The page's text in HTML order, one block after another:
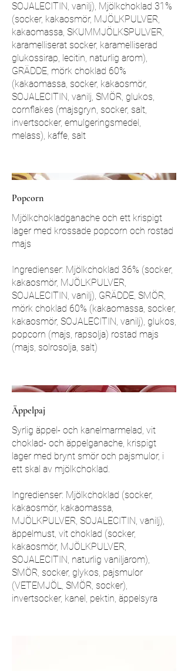
SOJALECITIN, vanilj), Mjölkchoklad 31%
(socker, kakaosmör, MJÖLKPULVER,
kakaomassa, SKUMMJÖLKSPULVER,
karamelliserat socker, karamelliserad
glukossirap, lecitin, naturlig arom),
GRÄDDE, mörk choklad 60%
(kakaomassa, socker, kakaosmör,
SOJALECITIN, vanilj, SMÖR, glukos,
cornflakes (majsgryn, socker, salt,
invertsocker, emulgeringsmedel,
melass), kaffe, salt
Popcorn
Mjölkchokladganache och ett krispigt
lager med krossade popcorn och rostad
majs
Ingredienser: Mjölkchoklad 36% (socker,
kakaosmör, MJÖLKPULVER,
SOJALECITIN, vanilj), GRÄDDE, SMÖR,
mörk choklad 60% (kakaomassa, socker,
kakaosmör, SOJALECITIN, vanilj), glukos,
popcorn (majs, rapsolja) rostad majs
(majs, solrosolja, salt)
Äppelpaj
Syrlig äppel- och kanelmarmelad, vit
choklad- och äppelganache, krispigt
lager med brynt smör och pajsmulor, i
ett skal av mjölkchoklad.
Ingredienser: Mjölkchoklad (socker,
kakaosmör, kakaomassa,
MJÖLKPULVER, SOJALECITIN, vanilj),
äppelmust, vit choklad (socker,
kakaosmör, MJÖLKPULVER,
SOJALECITIN, naturlig vaniljarom),
SMÖR, socker, glykos, pajsmulor
(VETEMJÖL, SMÖR, socker),
invertsocker, kanel, pektin, äppelsyra